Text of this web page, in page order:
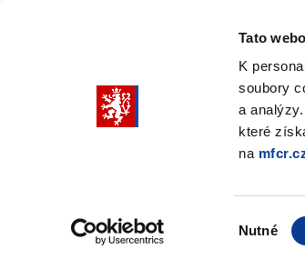
Tato
K
soubory
a
které
na
Nutné
submenu
Služby